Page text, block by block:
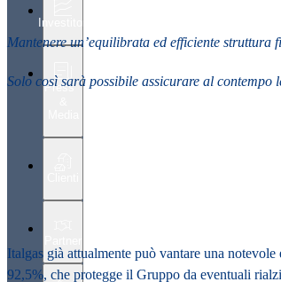
Investitori
Press
Mantenere un’equilibrata ed efficiente
Solo così sarà possibile assicurare al contempo
Italgas già attualmente può vantare una notevole
92,5%, che protegge il Gruppo da eventuali